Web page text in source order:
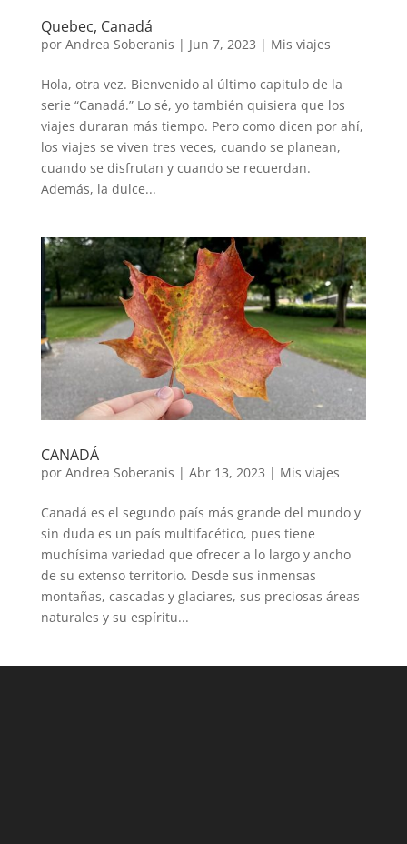
Quebec, Canadá
por Andrea Soberanis | Jun 7, 2023 | Mis viajes
Hola, otra vez. Bienvenido al último capitulo de la
serie “Canadá.” Lo sé, yo también quisiera que los
viajes duraran más tiempo. Pero como dicen por ahí,
los viajes se viven tres veces, cuando se planean,
cuando se disfrutan y cuando se recuerdan.
Además, la dulce...
CANADÁ
por Andrea Soberanis | Abr 13, 2023 | Mis viajes
Canadá es el segundo país más grande del mundo y
sin duda es un país multifacético, pues tiene
muchísima variedad que ofrecer a lo largo y ancho
de su extenso territorio. Desde sus inmensas
montañas, cascadas y glaciares, sus preciosas áreas
naturales y su espíritu...